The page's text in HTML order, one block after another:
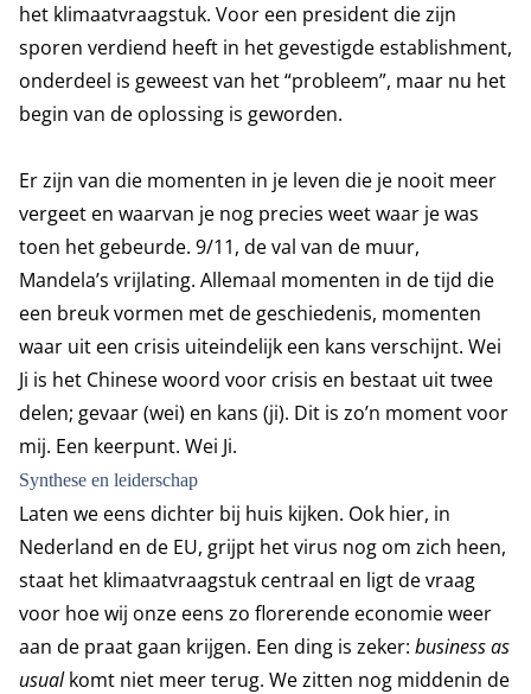
het klimaatvraagstuk. Voor een president die zijn
sporen verdiend heeft in het gevestigde establishment,
onderdeel is geweest van het “probleem”, maar nu het
begin van de oplossing is geworden.
Er zijn van die momenten in je leven die je nooit meer
vergeet en waarvan je nog precies weet waar je was
toen het gebeurde. 9/11, de val van de muur,
Mandela’s vrijlating. Allemaal momenten in de tijd die
een breuk vormen met de geschiedenis, momenten
waar uit een crisis uiteindelijk een kans verschijnt. Wei
Ji is het Chinese woord voor crisis en bestaat uit twee
delen; gevaar (wei) en kans (ji). Dit is zo’n moment voor
mij. Een keerpunt. Wei Ji.
Synthese en leiderschap
Laten we eens dichter bij huis kijken. Ook hier, in
Nederland en de EU, grijpt het virus nog om zich heen,
staat het klimaatvraagstuk centraal en ligt de vraag
voor hoe wij onze eens zo florerende economie weer
aan de praat gaan krijgen. Een ding is zeker: business as
usualkomt niet meer terug. We zitten nog middenin de